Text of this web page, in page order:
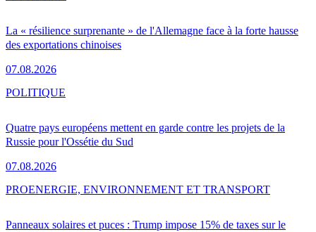
La « résilience surprenante » de l'Allemagne face à la forte hausse
des exportations chinoises
07.08.2026
Quatre pays européens mettent en garde contre les projets de la
Russie pour l'Ossétie du Sud
07.08.2026
POLITIQUE
Panneaux solaires et puces : Trump impose 15% de taxes sur le
PROENERGIE, ENVIRONNEMENT ET TRANSPORT